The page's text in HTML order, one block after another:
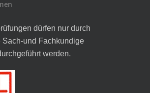
dürfen nur durch
Sach-und Fachkundige
werden.